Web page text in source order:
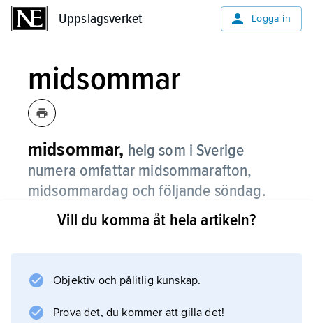
Uppslagsverket Logga in
midsommar
midsommar, helg som i Sverige
numera omfattar midsommarafton,
midsommardag och följande söndag.
Midsommardagen,
kyrkan är den sedan 1953 förlagd till den
Sedan 2003 ägnas dagen åt skapelsen; den
Vill du komma åt hela artikeln?
Objektiv och pålitlig kunskap.
Prova det, du kommer att gilla det!